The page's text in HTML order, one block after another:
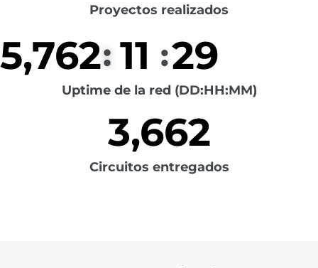
Proyectos realizados
5,762:11 :29
Uptime de la red (DD:HH:MM)
Circuitos entregados
3,662